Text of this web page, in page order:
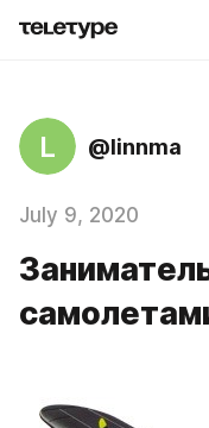
L @linnma
July 9, 2020